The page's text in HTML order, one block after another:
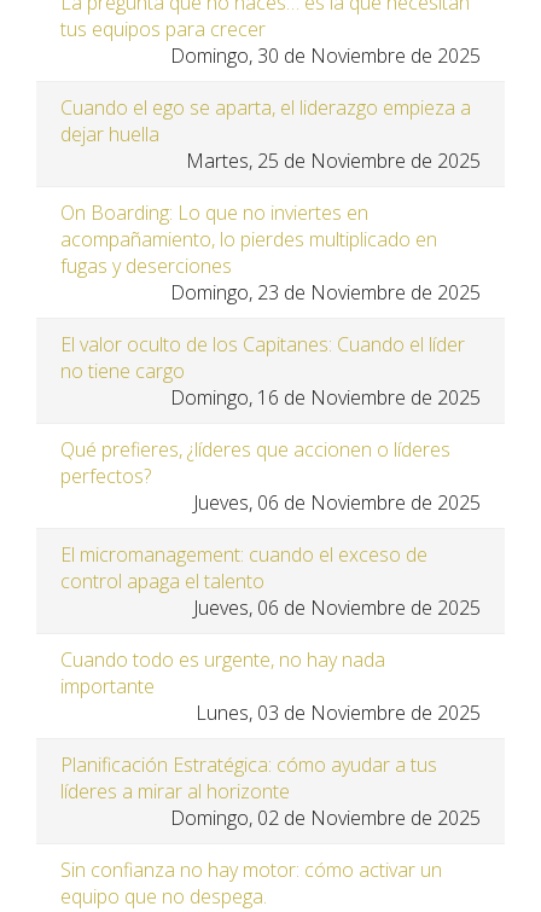
tus equipos para crecer
Domingo, 30 de Noviembre de 2025
Cuando el ego se aparta, el liderazgo empieza a
dejar huella
Martes, 25 de Noviembre de 2025
On Boarding: Lo que no inviertes en
acompañamiento, lo pierdes multiplicado en
fugas y deserciones
Domingo, 23 de Noviembre de 2025
El valor oculto de los Capitanes: Cuando el líder
no tiene cargo
Domingo, 16 de Noviembre de 2025
Qué prefieres, ¿líderes que accionen o líderes
perfectos?
Jueves, 06 de Noviembre de 2025
El micromanagement: cuando el exceso de
control apaga el talento
Jueves, 06 de Noviembre de 2025
Cuando todo es urgente, no hay nada
importante
Lunes, 03 de Noviembre de 2025
Planificación Estratégica: cómo ayudar a tus
líderes a mirar al horizonte
Domingo, 02 de Noviembre de 2025
Sin confianza no hay motor: cómo activar un
equipo que no despega.